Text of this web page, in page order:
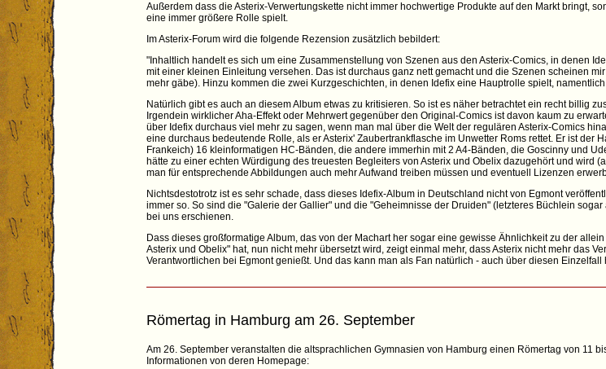
Außerdem dass die Asterix-Verwertungskette nicht immer hochwertige Produkte auf den Markt bringt,
eine immer größere Rolle spielt.
Im Asterix-Forum wird die folgende Rezension zusätzlich bebildert:
"Inhaltlich handelt es sich um eine Zusammenstellung von Szenen aus den Asterix-Comics, in denen
mit einer kleinen Einleitung versehen. Das ist durchaus ganz nett gemacht und die Szenen scheinen
mehr gäbe). Hinzu kommen die zwei Kurzgeschichten, in denen Idefix eine Hauptrolle spielt,
Natürlich gibt es auch an diesem Album etwas zu kritisieren. So ist es näher betrachtet ein recht billig
Irgendein wirklicher Aha-Effekt oder Mehrwert gegenüber den Original-Comics ist davon kaum zu
über Idefix durchaus viel mehr zu sagen, wenn man mal über die Welt der regulären Asterix-Comics
eine durchaus bedeutende Rolle, als er Asterix' Zaubertrankflasche im Unwetter Roms rettet. Er ist der
Frankeich) 16 kleinformatigen HC-Bänden, die andere immerhin mit 2 A4-Bänden, die Goscinny und
hätte zu einer echten Würdigung des treuesten Begleiters von Asterix und Obelix dazugehört und wird
man für entsprechende Abbildungen auch mehr Aufwand treiben müssen und eventuell Lizenzen
Nichtsdestotrotz ist es sehr schade, dass dieses Idefix-Album in Deutschland nicht von Egmont
immer so. So sind die "Galerie der Gallier" und die "Geheimnisse der Druiden" (letzteres Büchlein
bei uns erschienen.
Dass dieses großformatige Album, das von der Machart her sogar eine gewisse Ähnlichkeit zu der
Asterix und Obelix" hat, nun nicht mehr übersetzt wird, zeigt einmal mehr, dass Asterix nicht mehr das
Verantwortlichen bei Egmont genießt. Und das kann man als Fan natürlich - auch über diesen
Römertag in Hamburg am 26. September
Am 26. September veranstalten die altsprachlichen Gymnasien von Hamburg einen Römertag von 11
Informationen von deren Homepage: